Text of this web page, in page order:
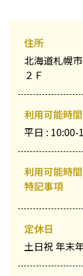
住所
北海道札幌
２Ｆ
利用可能時間
平日 : 10:00-
利用可能時間
特記事項
定休日
土日祝 年末